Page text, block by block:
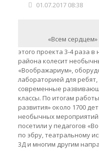
01.07.2017 08:38
«Всем сердцем»
этого проекта 3-4 раза
района колесит
«Воображариум»,
лабораторией для
современные
классы. По итогам
развития» около 1700
необычных
посетили у педагогов
по эбру, театральному
3Д и многим другим